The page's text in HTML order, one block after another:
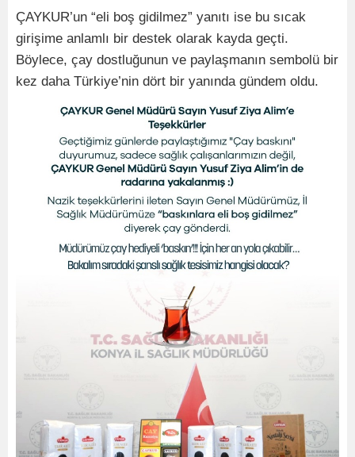
ÇAYKUR’un “eli boş gidilmez” yanıtı ise bu sıcak
girişime anlamlı bir destek olarak kayda geçti.
Böylece, çay dostluğunun ve paylaşmanın sembolü bir
kez daha Türkiye’nin dört bir yanında gündem oldu.